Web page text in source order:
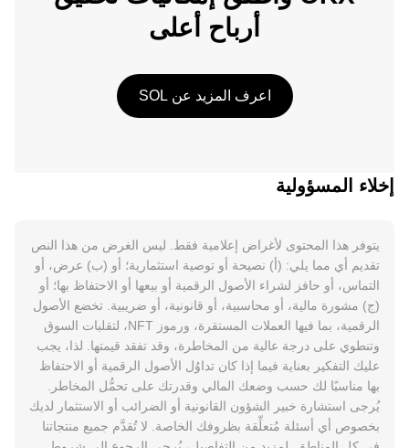
أرباح أعلى
اعرف المزيد عن SOL
إخلاء المسؤولية
يتوفر هذا المحتوى لأغراض إعلامية فقط. ليس الغرض من هذا النص
تقديم أي مما يلي: (أ) نصيحة أو توصية استثمارية؛ أو (ب) عرض، أو
التماس، أو حافز لشراء الأصول الرقمية أو بيعها أو الاحتفاظ بها؛ أو
(ج) مشورة مالية، أو محاسبية، أو قانونية، أو ضريبية. تخضع الأصول
الرقمية، بما فيها العملات المستقرة، ورموز NFT، لتقلبات السوق
وتنطوي على درجة عالية من المخاطرة، وقد تفقد قيمتها. لذا، يجب
عليك التفكير بعناية فيما إذا كان تداوُل الأصول الرقمية أو الاحتفاظ
بها مناسبًا لك حسب وضعك المالي وقدرتك على تحمُّل المخاطر.
يُرجى استشارة خبير الشؤون القانونية أو الضرائب أو الاستثمار لديك
بخصوص أي أسئلة مُتعلِّقة بظروفك الخاصة. لا تُقدَّم جميع منتجاتنا